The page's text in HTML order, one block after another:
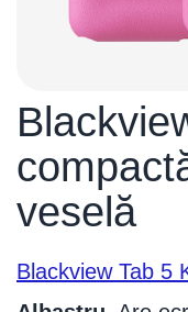
veselă
Blackview Tab 5